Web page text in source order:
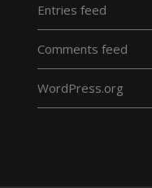
Entries feed
Comments feed
WordPress.org